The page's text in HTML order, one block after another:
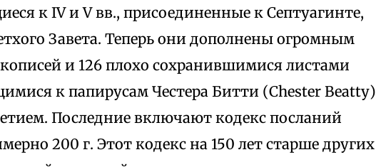
к IV и V вв., присоединенные к Септуагинте,
Завета. Теперь они дополнены огромным
и 126 плохо сохранившимися листами
к папирусам Честера Битти (Chester Beatty)
Последние включают кодекс посланий
200 г. Этот кодекс на 150 лет старше других